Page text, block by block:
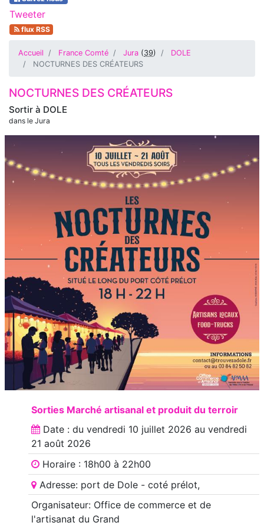
Tweeter
flux RSS
Accueil France Comté Jura (39)
DOLE
NOCTURNES DES CRÉATEURS
Sortir à DOLE
dans le Jura
NOCTURNES DES CRÉATEURS
Sorties Marché artisanal et produit du terroir
Date : du vendredi 10 juillet 2026 au vendredi
21 août 2026
Horaire : 18h00 à 22h00
Adresse: port de Dole - coté prélot,
Organisateur: Office de commerce et de
l'artisanat du Grand